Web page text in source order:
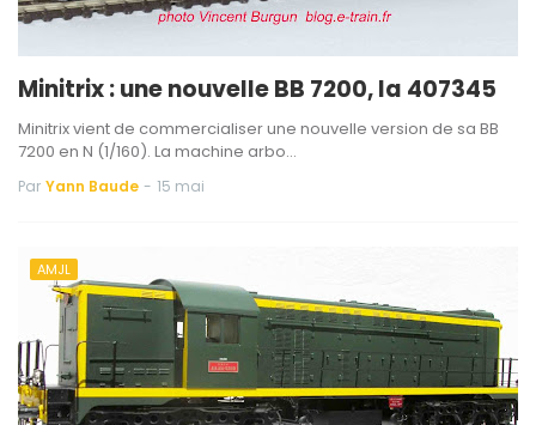
Minitrix : une nouvelle BB 7200, la 407345
Minitrix vient de commercialiser une nouvelle version de sa BB
7200 en N (1/160). La machine arbo…
Par Yann Baude - 15 mai
AMJL